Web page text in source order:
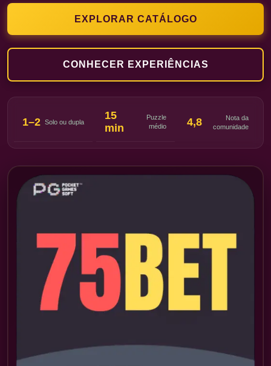
EXPLORAR CATÁLOGO
CONHECER EXPERIÊNCIAS
1–2 Solo ou dupla
15
min
Puzzle
médio
4,8
Nota da
comunidade